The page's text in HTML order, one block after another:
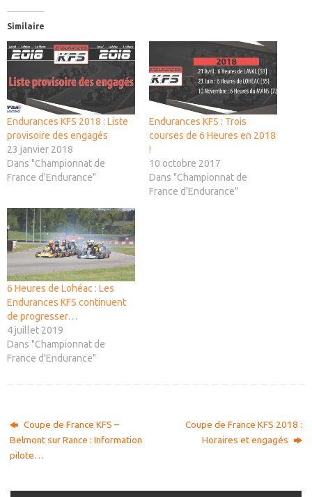
Similaire
Endurances KFS 2018 : Liste
provisoire des engagés
23 janvier 2018
Dans "Championnat de
France d'Endurance"
Endurances KFS : Trois
courses de 6 Heures en 2018
!
10 octobre 2017
Dans "Championnat de
France d'Endurance"
6 Heures de Lohéac : Les
Endurances KFS continuent
de progresser…
4 juillet 2019
Dans "Championnat de
France d'Endurance"
Coupe de France KFS –
Belmont sur Rance : Information
pilote…
Coupe de France KFS 2018 :
Horaires et engagés